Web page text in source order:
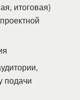
итоговая)
подачи